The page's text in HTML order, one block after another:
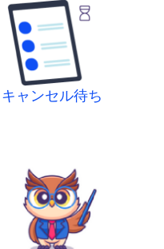
キャンセル待ち